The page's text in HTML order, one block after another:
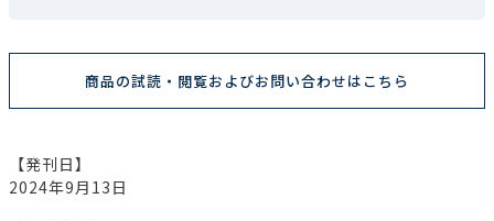
商品の試読・閲覧およびお問い合わせはこちら
【発刊日】
2024年9月13日